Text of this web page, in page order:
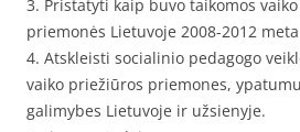
3. Pristatyti kaip buvo taikomos
priemonės Lietuvoje 2008-2012
4. Atskleisti socialinio pedagogo
vaiko priežiūros priemones,
galimybes Lietuvoje ir užsienyje.